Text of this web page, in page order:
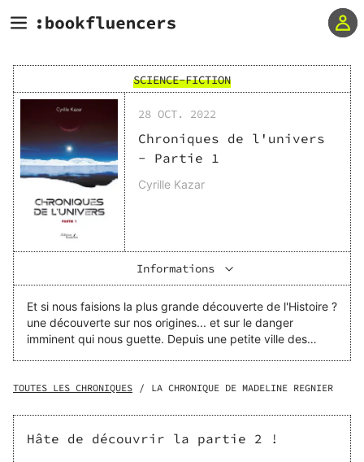
SCIENCE-FICTION
28 OCT. 2022
Chroniques de l'univers
- Partie 1
Cyrille Kazar
Informations
Et si nous faisions la plus grande découverte de l'Histoire ?
une découverte sur nos origines... et sur le danger
imminent qui nous guette. Depuis une petite ville des
faits réels, où les révélations émerveilleront autant qu'elles
prêt à entrevoir la vérité ?
TOUTES LES CHRONIQUES / LA CHRONIQUE DE MADELINE REGNIER
Hâte de découvrir la partie 2 !